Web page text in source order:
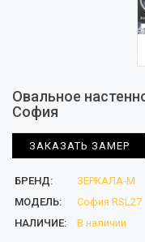
Овальное
София
ЗАКАЗАТЬ ЗАМЕР
БРЕНД:
ЗЕРКАЛА-М
МОДЕЛЬ:
София RSL27
НАЛИЧИЕ:
В наличии